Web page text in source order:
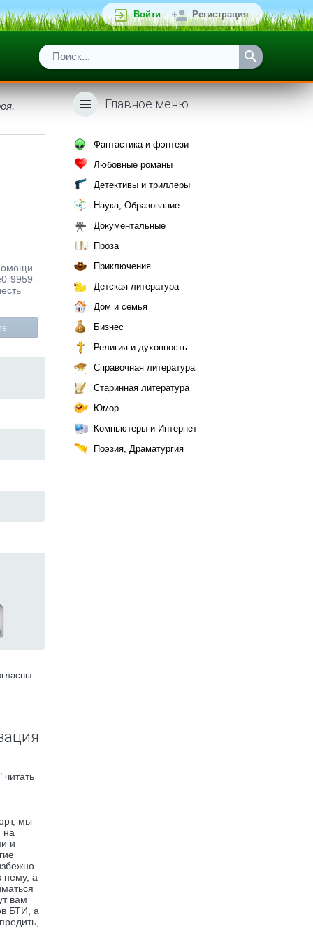
Войти Регистрация
9959-
мы
на
и
нему, а
вам
БТИ, а
Главное меню
Фантастика и фэнтези
Любовные романы
Детективы и триллеры
Наука, Образование
Документальные
Проза
Приключения
Детская литература
Дом и семья
Бизнес
Религия и духовность
Справочная литература
Старинная литература
Юмор
Компьютеры и Интернет
Поэзия, Драматургия